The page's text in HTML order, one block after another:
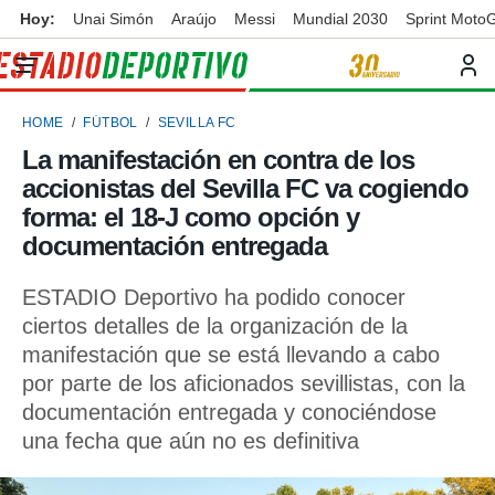
de
por
para
la
que se
calidad.
a este
y
forma
digital
basada
Hoy: Unai Simón Araújo Messi Mundial 2030 Sprint
HOME FÚTBOL SEVILLA FC
La manifestación en contra de los
accionistas del Sevilla FC va cogiendo
forma: el 18-J como opción y
documentación entregada
ESTADIO Deportivo ha podido conocer
ciertos detalles de la organización de la
manifestación que se está llevando a cabo
por parte de los aficionados sevillistas, con la
documentación entregada y conociéndose
una fecha que aún no es definitiva